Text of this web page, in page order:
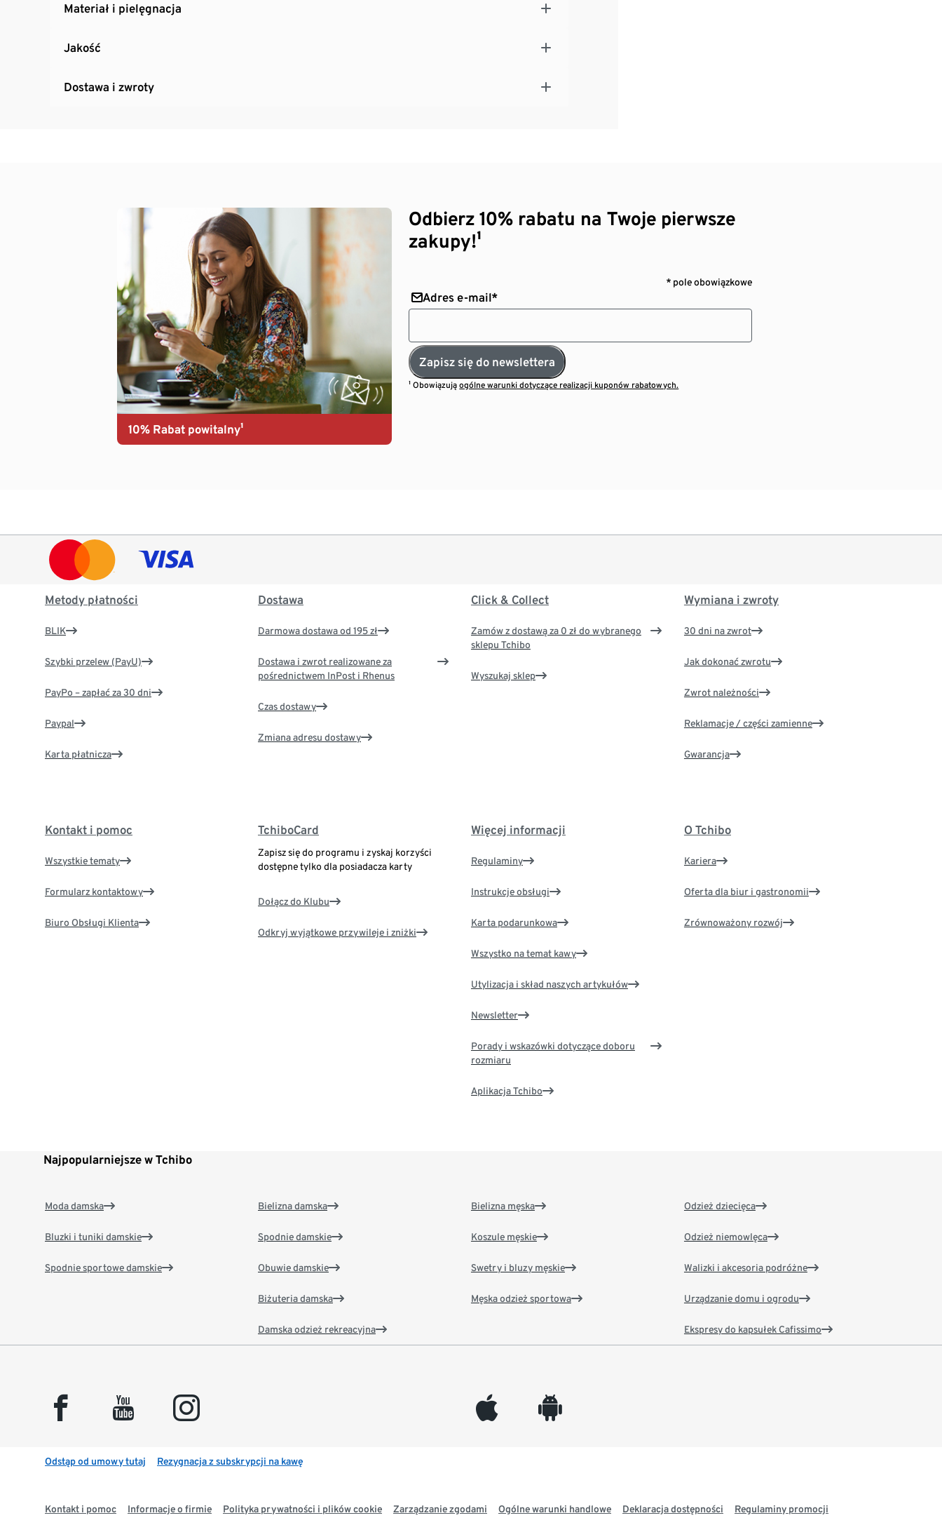
Materiał i pielęgnacja
Jakość
Dostawa i zwroty
10% Rabat powitalny¹
Odbierz 10% rabatu na Twoje pierwsze
zakupy!¹
* pole obowiązkowe
Adres e-mail*
Zapisz się do newslettera
¹ Obowiązująogólne warunki dotyczące realizacji kuponów rabatowych.
Metody płatności
BLIK
Szybki przelew (PayU)
PayPo – zapłać za 30 dni
Paypal
Karta płatnicza
Dostawa
Darmowa dostawa od 195 zł
Dostawa i zwrot realizowane za
pośrednictwem InPost i Rhenus
Czas dostawy
Zmiana adresu dostawy
Click & Collect
Zamów z dostawą za 0 zł do wybranego
sklepu Tchibo
Wyszukaj sklep
Wymiana i zwroty
30 dni na zwrot
Jak dokonać zwrotu
Zwrot należności
Reklamacje / części zamienne
Gwarancja
Kontakt i pomoc
Wszystkie tematy
Formularz kontaktowy
Biuro Obsługi Klienta
TchiboCard
Zapisz się do programu i zyskaj korzyści
dostępne tylko dla posiadacza karty
Dołącz do Klubu
Odkryj wyjątkowe przywileje i zniżki
Więcej informacji
Regulaminy
Instrukcje obsługi
Karta podarunkowa
Wszystko na temat kawy
Utylizacja i skład naszych artykułów
Newsletter
Porady i wskazówki dotyczące doboru
rozmiaru
Aplikacja Tchibo
O Tchibo
Kariera
Oferta dla biur i gastronomii
Zrównoważony rozwój
Najpopularniejsze w Tchibo
Moda damska
Bluzki i tuniki damskie
Spodnie sportowe damskie
Bielizna damska
Spodnie damskie
Obuwie damskie
Biżuteria damska
Damska odzież rekreacyjna
Bielizna męska
Koszule męskie
Swetry i bluzy męskie
Męska odzież sportowa
Odzież dziecięca
Odzież niemowlęca
Walizki i akcesoria podróżne
Urządzanie domu i ogrodu
Ekspresy do kapsułek Cafissimo
facebook youtube instagram appleinc android
Odstąp od umowy tutaj Rezygnacja z subskrypcji na kawę
Kontakt i pomoc Informacje o firmie Polityka prywatności i plików cookie Zarządzanie zgodami Ogólne warunki handlowe Deklaracja dostępności Regulaminy promocji